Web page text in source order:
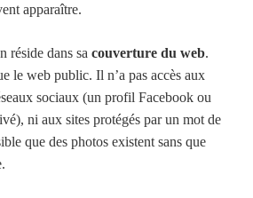
apparaître.
réside dans sa couverture du web.
le web public. Il n’a pas accès aux
sociaux (un profil Facebook ou
ni aux sites protégés par un mot de
que des photos existent sans que